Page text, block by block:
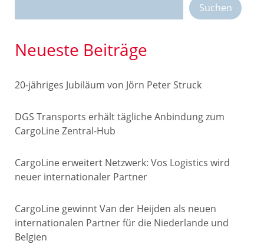
Suchen
Neueste Beiträge
20-jähriges Jubiläum von Jörn Peter Struck
DGS Transports erhält tägliche Anbindung zum
CargoLine Zentral-Hub
CargoLine erweitert Netzwerk: Vos Logistics wird
neuer internationaler Partner
CargoLine gewinnt Van der Heijden als neuen
internationalen Partner für die Niederlande und
Belgien